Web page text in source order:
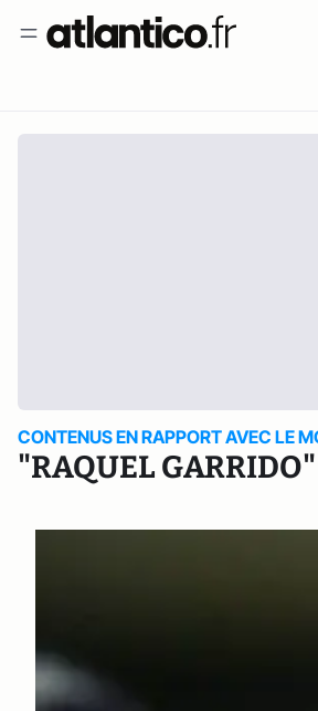
CONTENUS EN RAPPORT AVEC LE
"RAQUEL GARRIDO"